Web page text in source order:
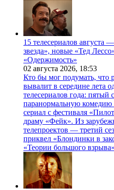
15 телесериалов
звезда», новые «Тед
«Одержимость»
02 августа 2026, 18:53
Кто бы мог подумать, что
вывалит в середине лета
телесериалов года: пятый
паранормальную
сериал с фестиваля
драму «Фейк». Из
телепроектов — третий
приквел «Блондинки в
«Теории большого